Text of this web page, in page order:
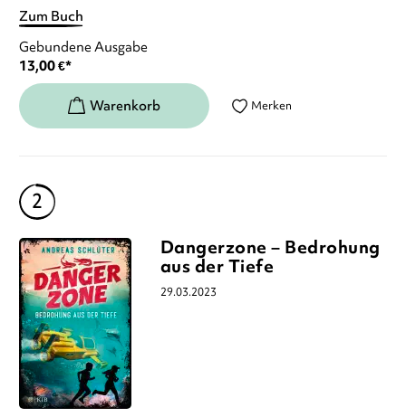
Zum Buch
Gebundene Ausgabe
13,00€*
Merken
Dangerzone – Bedrohung
aus der Tiefe
29.03.2023